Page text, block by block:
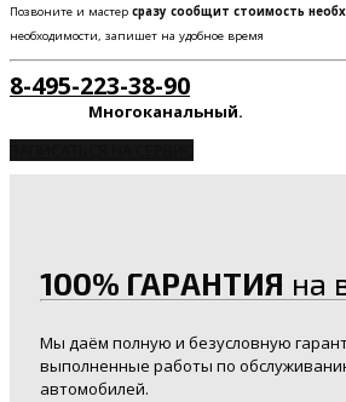
Позвоните и мастер сразу сообщит стоимость
необходимости, запишет на удобное время
8-495-223-38-90
Многоканальный.
100% ГАРАНТИЯ на
Мы даём полную и безусловную
выполненные работы по
автомобилей.